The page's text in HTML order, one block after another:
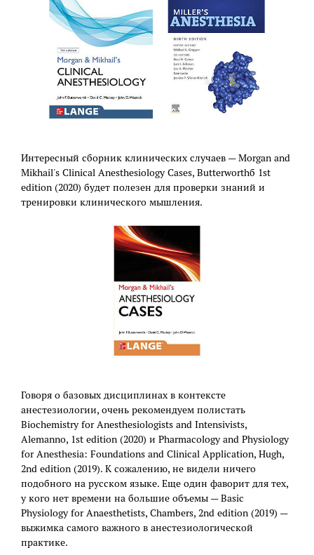
Интересный сборник клинических случаев — Morgan and
Mikhail's Clinical Anesthesiology Cases, Butterworthб 1st
edition (2020) будет полезен для проверки знаний и
тренировки клинического мышления.
Говоря о базовых дисциплинах в контексте
анестезиологии, очень рекомендуем полистать
Biochemistry for Anesthesiologists and Intensivists,
Alemanno, 1st edition (2020) и Pharmacology and Physiology
for Anesthesia: Foundations and Clinical Application, Hugh,
2nd edition (2019). К сожалению, не видели ничего
подобного на русском языке. Еще один фаворит для тех,
у кого нет времени на большие объемы — Basic
Physiology for Anaesthetists, Chambers, 2nd edition (2019) —
выжимка самого важного в анестезиологической
практике.